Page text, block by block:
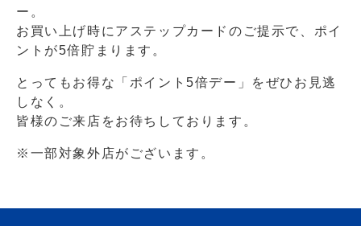
ー。
お買い上げ時にアステップカードのご提示で、ポイ
ントが5倍貯まります。
とってもお得な「ポイント5倍デー」をぜひお見逃
しなく。
皆様のご来店をお待ちしております。
※一部対象外店がございます。